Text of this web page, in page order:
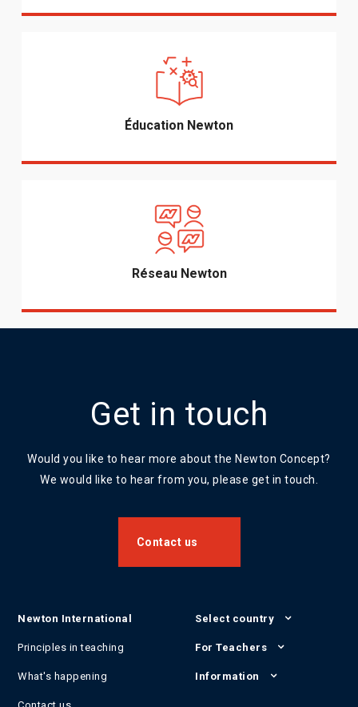
Éducation Newton
Réseau Newton
Get in touch
Would you like to hear more about the Newton Concept?
We would like to hear from you, please get in touch.
Contact us
Newton International
Principles in teaching
What's happening
Select country
For Teachers
Information